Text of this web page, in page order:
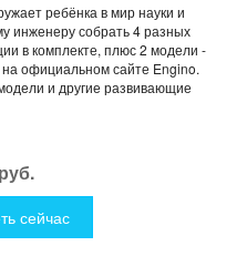
ребёнка в мир науки и
инженеру собрать 4 разных
в комплекте, плюс 2 модели -
официальном сайте Engino.
и другие развивающие
сейчас